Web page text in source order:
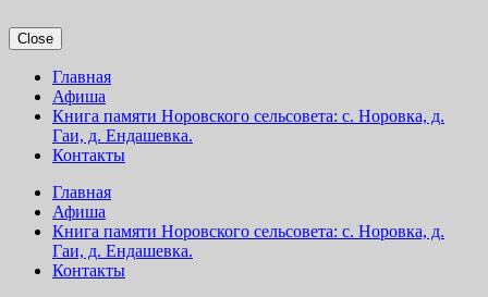
Close
Главная
Афиша
Книга памяти Норовского сельсовета: с. Норовка, д.
Гаи, д. Ендашевка.
Контакты
Главная
Афиша
Книга памяти Норовского сельсовета: с. Норовка, д.
Гаи, д. Ендашевка.
Контакты